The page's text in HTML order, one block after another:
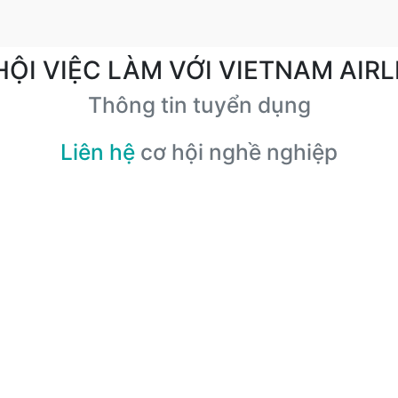
VIỆC LÀM VỚI VIETNAM
Thông tin tuyển dụng
Liên hệ cơ hội nghề nghiệp